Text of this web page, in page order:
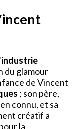
industrie
du glamour
de Vincent
; son père,
connu, et sa
créatif a
la